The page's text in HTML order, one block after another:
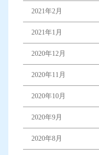
2021年2月
2021年1月
2020年12月
2020年11月
2020年10月
2020年9月
2020年8月